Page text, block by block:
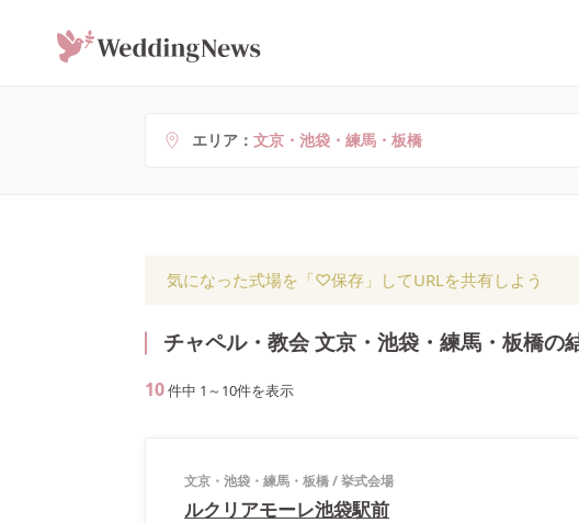
エリア 文京・池袋・練馬・板橋
気になった式場を「♡保存」してURLを共有しよう
チャペル・教会 文京・池袋・練馬・板橋の
10件中 1 ～ 10件を表示
文京・池袋・練馬・板橋/挙式会場
ルクリアモーレ池袋駅前